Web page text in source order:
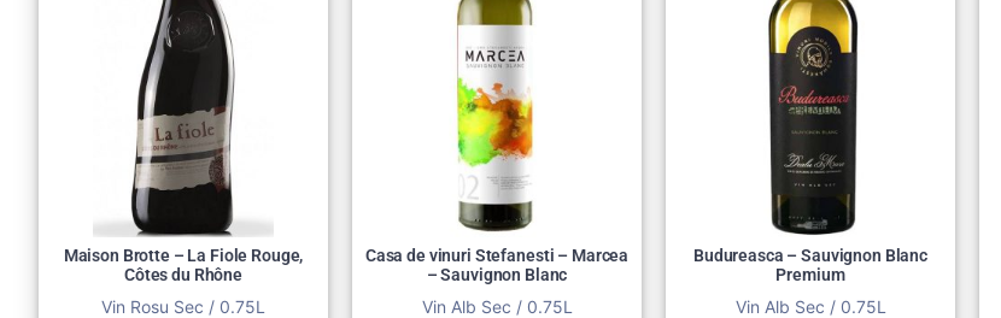
Maison Brotte – La Fiole Rouge,
Côtes du Rhône
Vin Rosu Sec / 0.75L
Casa de vinuri Stefanesti – Marcea
– Sauvignon Blanc
Vin Alb Sec / 0.75L
Budureasca – Sauvignon Blanc
Premium
Vin Alb Sec / 0.75L